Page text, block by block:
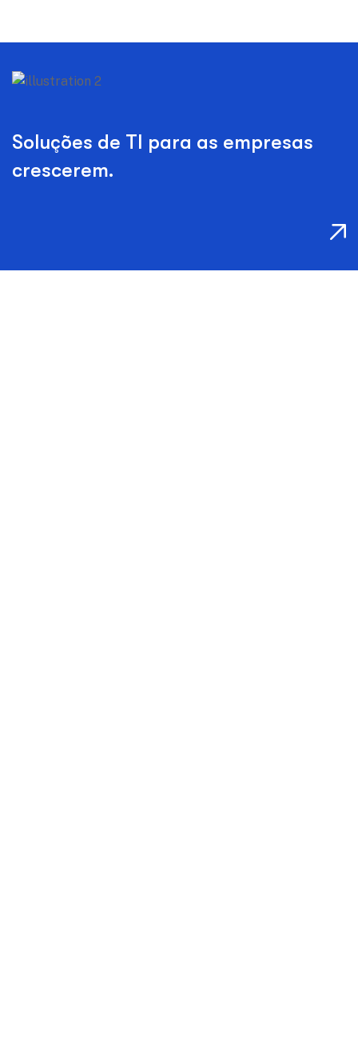
Soluções de TI para as empresas
crescerem.